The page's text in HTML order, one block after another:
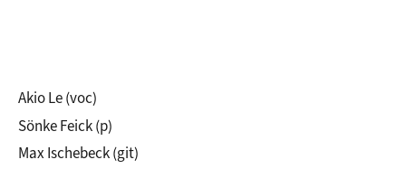
Akio Le (voc)
Sönke Feick (p)
Max Ischebeck (git)